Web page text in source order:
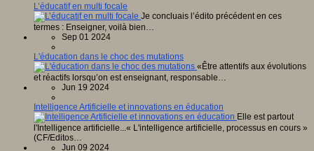
L’éducatif en multi focale
Je concluais l’édito précédent en ces
termes : Enseigner, voilà bien…
Sep 01 2024
L'éducation dans le choc des mutations
«Être attentifs aux évolutions
et réactifs lorsqu’on est enseignant, responsable…
Jun 19 2024
Intelligence Artificielle et innovations en éducation
Elle est partout
l'Intelligence artificielle...« L'intelligence artificielle, processus en cours »
(CF/Editos…
Jun 09 2024